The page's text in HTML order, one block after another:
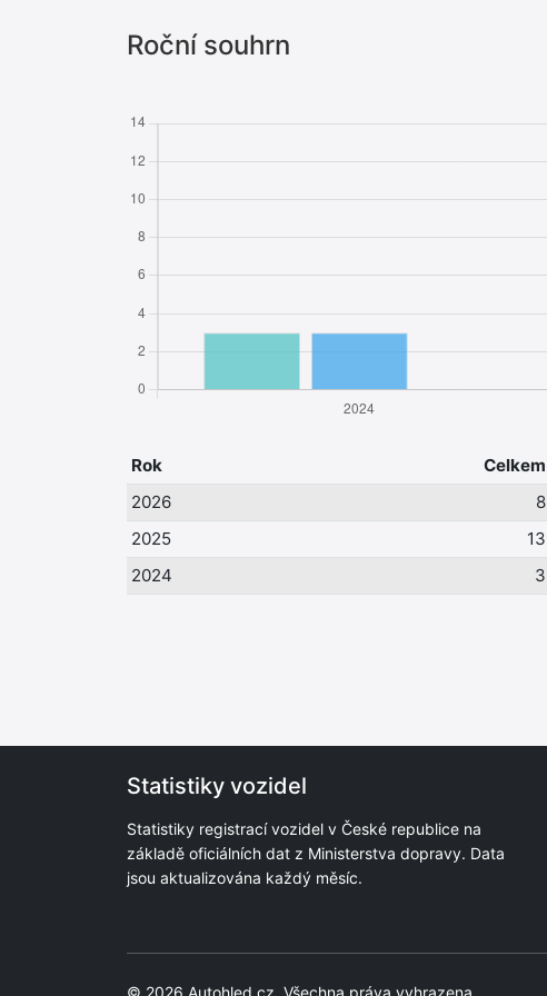
Roční souhrn
Rok Celkem
2026
8
2025
13
2024
3
Statistiky vozidel
Statistiky registrací vozidel v České republice na
základě oficiálních dat z Ministerstva dopravy. Data
jsou aktualizována každý měsíc.
© 2026 Autohled.cz . Všechna práva vyhrazena.